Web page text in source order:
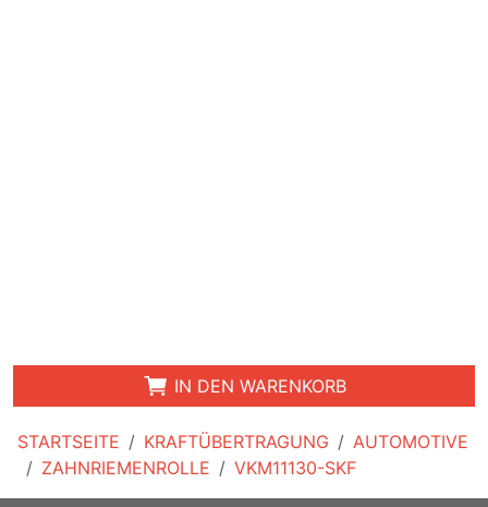
STARTSEITE KRAFTÜBERTRAGUNG
AUTOMOTIVE
ZAHNRIEMENROLLE
VKM11130-SKF
IN DEN WARENKORB